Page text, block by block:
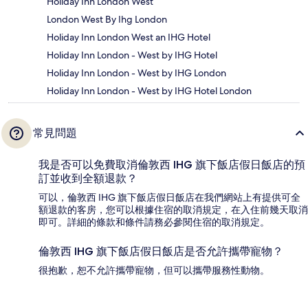
London West By Ihg London
Holiday Inn London West an IHG Hotel
Holiday Inn London - West by IHG Hotel
Holiday Inn London - West by IHG London
Holiday Inn London - West by IHG Hotel London
常見問題
我是否可以免費取消倫敦西 IHG 旗下飯店假日飯店的預
訂並收到全額退款？
可以，倫敦西 IHG 旗下飯店假日飯店在我們網站上有提供可全
額退款的客房，您可以根據住宿的取消規定，在入住前幾天取消
即可。詳細的條款和條件請務必參閱住宿的取消規定。
倫敦西 IHG 旗下飯店假日飯店是否允許攜帶寵物？
很抱歉，恕不允許攜帶寵物，但可以攜帶服務性動物。